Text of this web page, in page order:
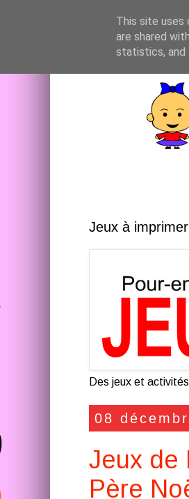
Jeux à
Des jeux et
08
Jeux de
Père
This site uses
are shared
statistics, and